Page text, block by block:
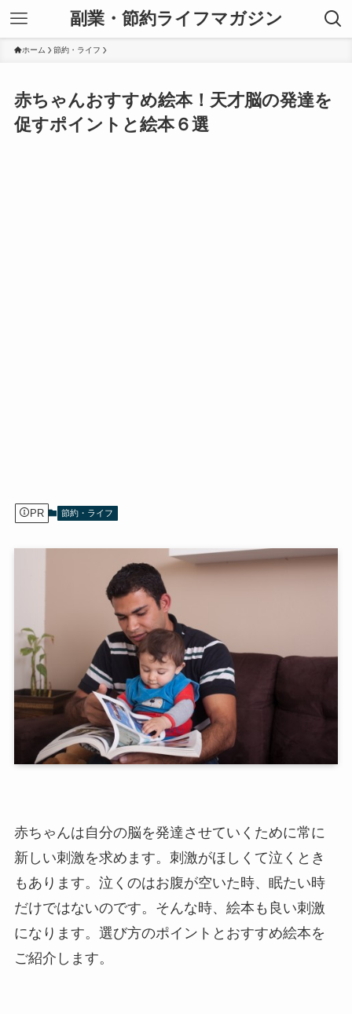
副業・節約ライフマガジン
ホーム 節約・ライフ
赤ちゃんおすすめ絵本！天才脳の発達を
促すポイントと絵本６選
PR 節約・ライフ
赤ちゃんは自分の脳を発達させていくために常に
新しい刺激を求めます。刺激がほしくて泣くとき
もあります。泣くのはお腹が空いた時、眠たい時
だけではないのです。そんな時、絵本も良い刺激
になります。選び方のポイントとおすすめ絵本を
ご紹介します。